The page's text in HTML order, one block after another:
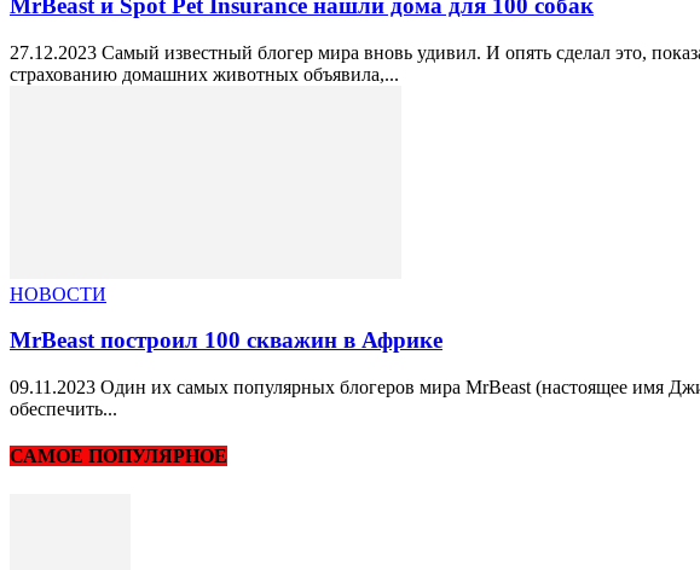
MrBeast и Spot Pet Insurance нашли дома для 100 собак
27.12.2023 Самый известный блогер мира вновь удивил. И опять сделал это,
страхованию домашних животных объявила,...
НОВОСТИ
MrBeast построил 100 скважин в Африке
09.11.2023 Один их самых популярных блогеров мира MrBeast (настоящее имя
обеспечить...
САМОЕ ПОПУЛЯРНОЕ